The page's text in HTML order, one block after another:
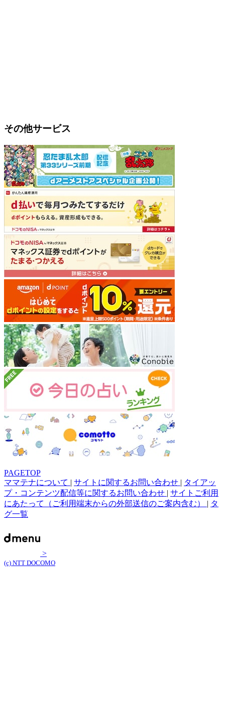
その他サービス
PAGETOP
ママテナについて | サイトに関するお問い合わせ | タイアッ
プ・コンテンツ配信等に関するお問い合わせ | サイトご利用
にあたって（ご利用端末からの外部送信のご案内含む） | タ
グ一覧
>
(c) NTT DOCOMO